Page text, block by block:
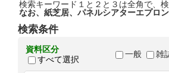
検索キーワード１と２と３は全角で、
なお、紙芝居、パネルシアターエプロ
検索条件
資料区分
すべて選択
一般 雑